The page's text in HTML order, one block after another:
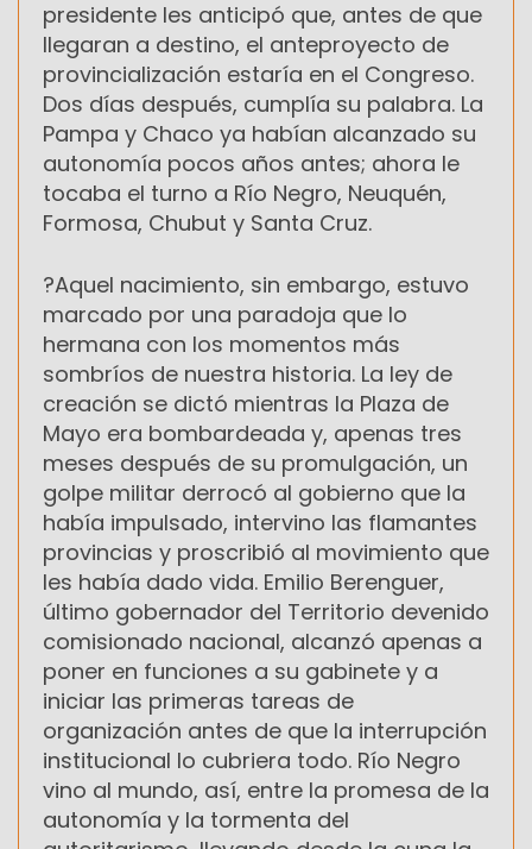
presidente les anticipó que, antes de que
llegaran a destino, el anteproyecto de
provincialización estaría en el Congreso.
Dos días después, cumplía su palabra. La
Pampa y Chaco ya habían alcanzado su
autonomía pocos años antes; ahora le
tocaba el turno a Río Negro, Neuquén,
Formosa, Chubut y Santa Cruz.
?Aquel nacimiento, sin embargo, estuvo
marcado por una paradoja que lo
hermana con los momentos más
sombríos de nuestra historia. La ley de
creación se dictó mientras la Plaza de
Mayo era bombardeada y, apenas tres
meses después de su promulgación, un
golpe militar derrocó al gobierno que la
había impulsado, intervino las flamantes
provincias y proscribió al movimiento que
les había dado vida. Emilio Berenguer,
último gobernador del Territorio devenido
comisionado nacional, alcanzó apenas a
poner en funciones a su gabinete y a
iniciar las primeras tareas de
organización antes de que la interrupción
institucional lo cubriera todo. Río Negro
vino al mundo, así, entre la promesa de la
autonomía y la tormenta del